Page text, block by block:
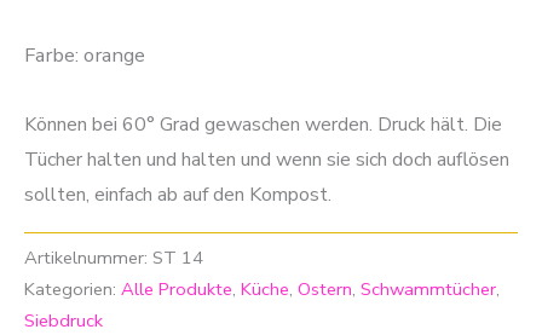
Farbe: orange
Können bei 60° Grad gewaschen werden. Druck hält. Die
Tücher halten und halten und wenn sie sich doch auflösen
sollten, einfach ab auf den Kompost.
Artikelnummer: ST 14
Kategorien: Alle Produkte, Küche, Ostern, Schwammtücher,
Siebdruck